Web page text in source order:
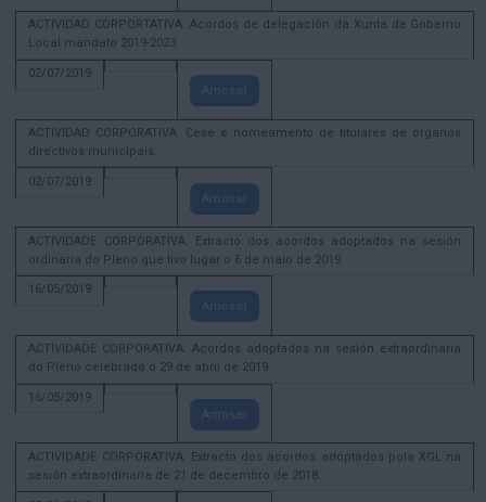
ACTIVIDAD CORPORTATIVA. Acordos de delegación da Xunta de Goberno
Local mandato 2019-2023
02/07/2019
Amosar
ACTIVIDAD CORPORATIVA. Cese e nomeamento de titulares de órganos
directivos municipais.
02/07/2019
Amosar
ACTIVIDADE CORPORATIVA. Extracto dos acordos adoptados na sesión
ordinaria do Pleno que tivo lugar o 6 de maio de 2019.
16/05/2019
Amosar
ACTIVIDADE CORPORATIVA. Acordos adoptados na sesión extraordinaria
do Pleno celebrada o 29 de abril de 2019
16/05/2019
Amosar
ACTIVIDADE CORPORATIVA. Extracto dos acordos adoptados pola XGL na
sesión extraordinaria de 21 de decembro de 2018.